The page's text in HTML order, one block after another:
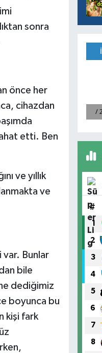
sonra
önce her
cihazdan
etti. Ben
ve yıllık
ve
Bunlar
bile
dediğimiz
boyunca bu
kişi fark
#
1
2
3
4
5
6
7
8